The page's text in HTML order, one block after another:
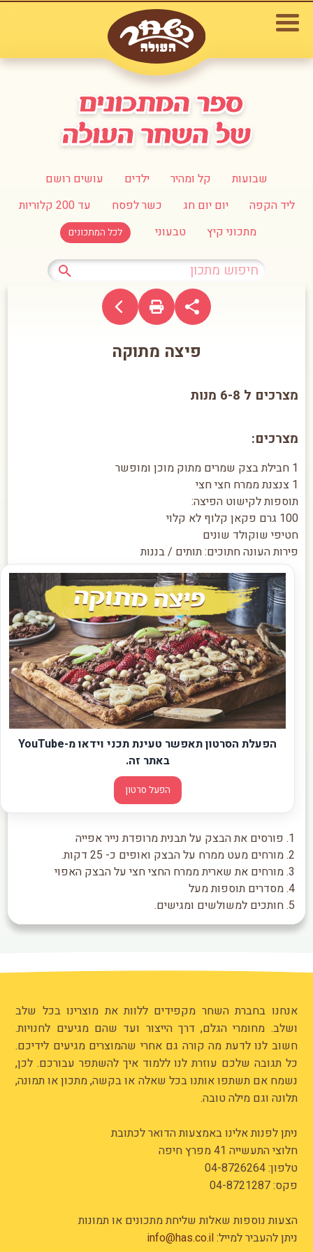
שבועות קל ומהיר ילדים
עושים רושם
ליד הקפה
יום יום חג כשר לפסח
עד 200 קלוריות
מתכוני קיץ
טבעוני לכל המתכונים
פיצה מתוקה
מצרכים ל 6-8 מנות
הפעלת הסרטון תאפשר טעינת תכני וידאו מ-YouTube
באתר זה.
הפעל סרטון
1. פורסים את הבצק על תבנית מרופדת נייר אפייה
2. מורחים מעט ממרח על הבצק ואופים כ- 25 דקות.
3. מורחים את שארית ממרח החצי חצי על הבצק האפוי
4. מסדרים תוספות מעל
5. חותכים למשולשים ומגישים.
מצרכים:
1 חבילת בצק שמרים מתוק מוכן ומופשר
1 צנצנת ממרח חצי חצי
תוספות לקישוט הפיצה:
100 גרם פקאן קלוף לא קלוי
חטיפי שוקולד שונים
פירות העונה חתוכים: תותים / בננות
אנחנו בחברת השחר מקפידים ללוות את מוצרינו בכל שלב
ושלב. מחומרי הגלם, דרך הייצור ועד שהם מגיעים לחנויות.
חשוב לנו לדעת מה קורה גם אחרי שהמוצרים מגיעים לידיכם.
כל תגובה שלכם עוזרת לנו ללמוד איך להשתפר עבורכם. לכן,
נשמח אם תשתפו אותנו בכל שאלה או בקשה, מתכון או תמונה,
תלונה וגם מילה טובה.
ניתן לפנות אלינו באמצעות הדואר לכתובת
חלוצי התעשייה 41 מפרץ חיפה
טלפון:04-8726264
פקס: 04-8721287
הצעות נוספות שאלות שליחת מתכונים או תמונות
ניתן להעביר למייל:info@has.co.il